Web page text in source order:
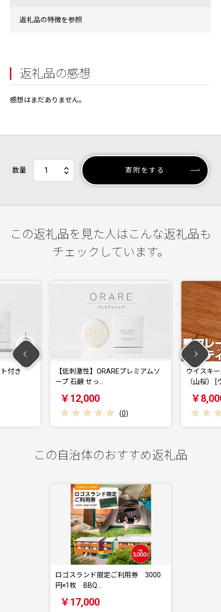
返礼品の特徴を参照
返礼品の感想
感想はまだありません。
数量 寄附をする
この返礼品を見た人はこんな返礼品も
チェックしています。
【低刺激性】ORAREプレミアムソ
ープ 石鹸 せっ…
￥12,000
(0 )
ウイスキー用 フレー
（山桜） [ウイ…
(
この自治体のおすすめ返礼品
ロゴスランド限定ご利用券 3000
円×1枚 BBQ…
￥17,000